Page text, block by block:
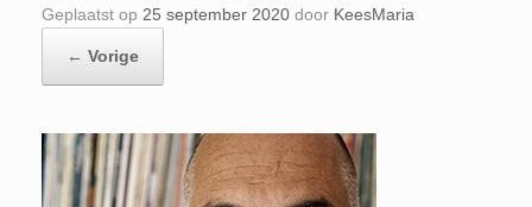
Geplaatst op 25 september 2020 door KeesMaria
← Vorige